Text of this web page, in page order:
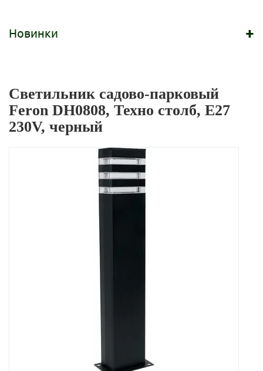
Новинки +
Светильник садово-парковый
Feron DH0808, Техно столб, E27
230V, черный